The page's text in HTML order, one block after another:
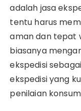
adalah jasa
tentu harus
aman dan tepat
biasanya
ekspedisi
ekspedisi yang
penilaian